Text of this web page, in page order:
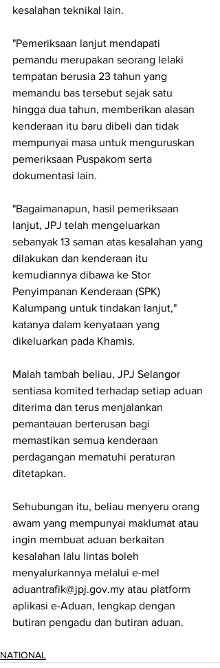
kesalahan teknikal lain.
"Pemeriksaan lanjut mendapati
pemandu merupakan seorang lelaki
tempatan berusia 23 tahun yang
memandu bas tersebut sejak satu
hingga dua tahun, memberikan alasan
kenderaan itu baru dibeli dan tidak
mempunyai masa untuk menguruskan
pemeriksaan Puspakom serta
dokumentasi lain.
"Bagaimanapun, hasil pemeriksaan
lanjut, JPJ telah mengeluarkan
sebanyak 13 saman atas kesalahan yang
dilakukan dan kenderaan itu
kemudiannya dibawa ke Stor
Penyimpanan Kenderaan (SPK)
Kalumpang untuk tindakan lanjut,"
katanya dalam kenyataan yang
dikeluarkan pada Khamis.
Malah tambah beliau, JPJ Selangor
sentiasa komited terhadap setiap aduan
diterima dan terus menjalankan
pemantauan berterusan bagi
memastikan semua kenderaan
perdagangan mematuhi peraturan
ditetapkan.
Sehubungan itu, beliau menyeru orang
awam yang mempunyai maklumat atau
ingin membuat aduan berkaitan
kesalahan lalu lintas boleh
menyalurkannya melalui e-mel
aduantrafik@jpj.gov.my atau platform
aplikasi e-Aduan, lengkap dengan
butiran pengadu dan butiran aduan.
NATIONAL